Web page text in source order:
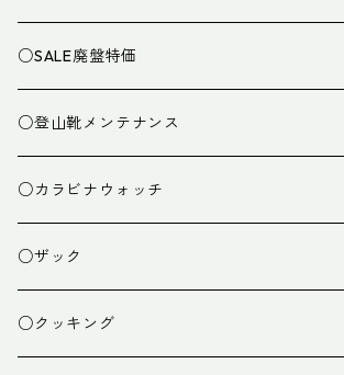
○SALE廃盤特価
○登山靴メンテナンス
○カラビナウォッチ
○ザック
ザック
○クッキング